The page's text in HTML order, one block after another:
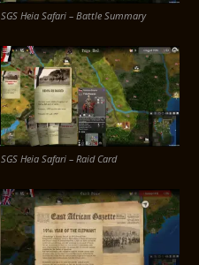
SGS Heia Safari – Battle Summary
SGS Heia Safari – Raid Card